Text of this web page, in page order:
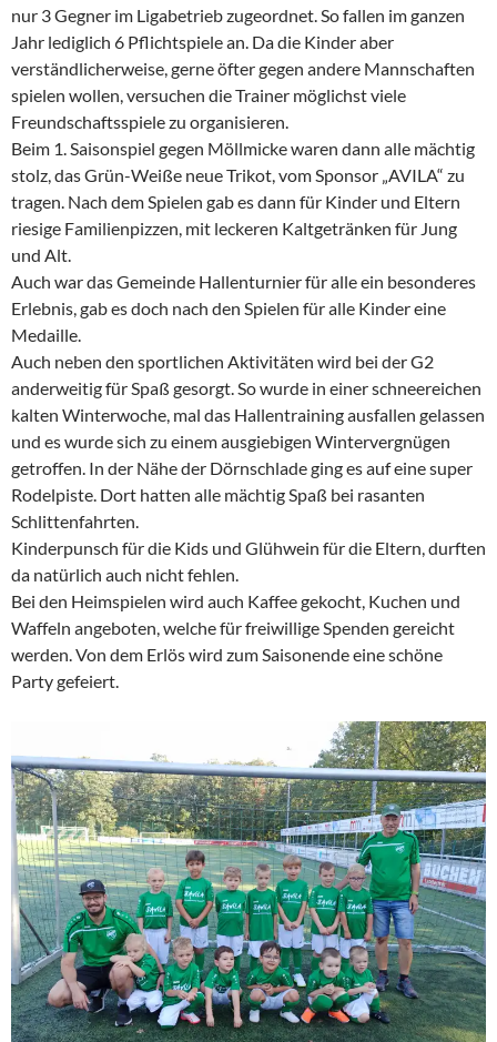
nur 3 Gegner im Ligabetrieb zugeordnet. So fallen im ganzen
Jahr lediglich 6 Pflichtspiele an. Da die Kinder aber
verständlicherweise, gerne öfter gegen andere Mannschaften
spielen wollen, versuchen die Trainer möglichst viele
Freundschaftsspiele zu organisieren.
Beim 1. Saisonspiel gegen Möllmicke waren dann alle mächtig
stolz, das Grün-Weiße neue Trikot, vom Sponsor „AVILA“ zu
tragen. Nach dem Spielen gab es dann für Kinder und Eltern
riesige Familienpizzen, mit leckeren Kaltgetränken für Jung
und Alt.
Auch war das Gemeinde Hallenturnier für alle ein besonderes
Erlebnis, gab es doch nach den Spielen für alle Kinder eine
Medaille.
Auch neben den sportlichen Aktivitäten wird bei der G2
anderweitig für Spaß gesorgt. So wurde in einer schneereichen
kalten Winterwoche, mal das Hallentraining ausfallen gelassen
und es wurde sich zu einem ausgiebigen Wintervergnügen
getroffen. In der Nähe der Dörnschlade ging es auf eine super
Rodelpiste. Dort hatten alle mächtig Spaß bei rasanten
Schlittenfahrten.
Kinderpunsch für die Kids und Glühwein für die Eltern, durften
da natürlich auch nicht fehlen.
Bei den Heimspielen wird auch Kaffee gekocht, Kuchen und
Waffeln angeboten, welche für freiwillige Spenden gereicht
werden. Von dem Erlös wird zum Saisonende eine schöne
Party gefeiert.